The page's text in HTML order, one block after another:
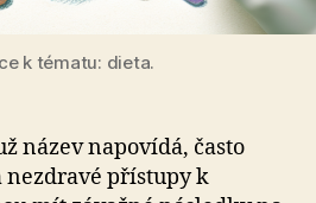
k tématu: dieta.
název napovídá, často
přístupy k